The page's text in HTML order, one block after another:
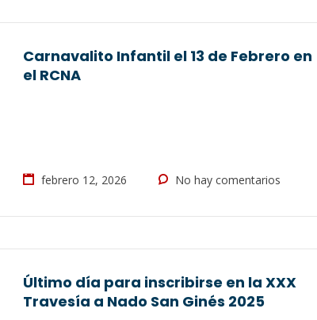
Carnavalito Infantil el 13 de Febrero en
el RCNA
febrero 12, 2026 No hay comentarios
Último día para inscribirse en la XXX
Travesía a Nado San Ginés 2025